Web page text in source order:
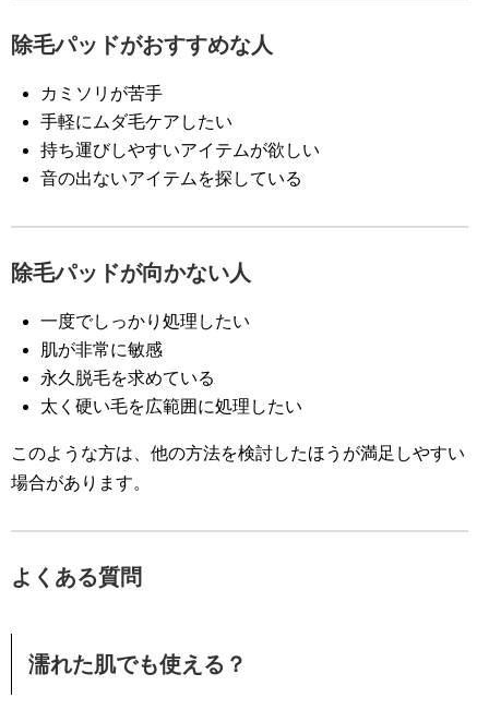
除毛パッドがおすすめな人
カミソリが苦手
手軽にムダ毛ケアしたい
持ち運びしやすいアイテムが欲しい
音の出ないアイテムを探している
除毛パッドが向かない人
一度でしっかり処理したい
肌が非常に敏感
永久脱毛を求めている
太く硬い毛を広範囲に処理したい
このような方は、他の方法を検討したほうが満足しやすい
場合があります。
よくある質問
濡れた肌でも使える？